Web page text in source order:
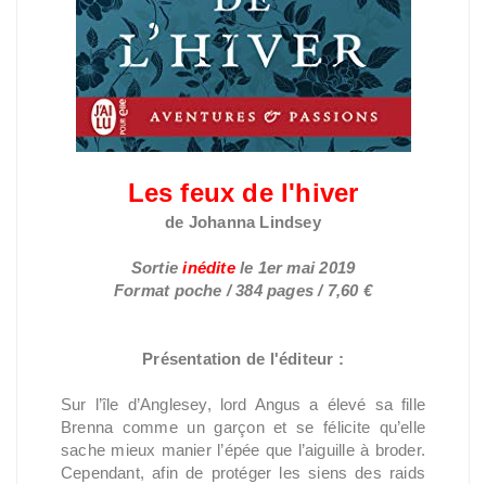
Les feux de l'hiver
de Johanna Lindsey
Sortieinédite le 1er mai 2019
Format poche / 384 pages / 7,60 €
Présentation de l'éditeur :
Sur l’île d’Anglesey, lord Angus a élevé sa fille
Brenna comme un garçon et se félicite qu’elle
sache mieux manier l’épée que l’aiguille à broder.
Cependant, afin de protéger les siens des raids